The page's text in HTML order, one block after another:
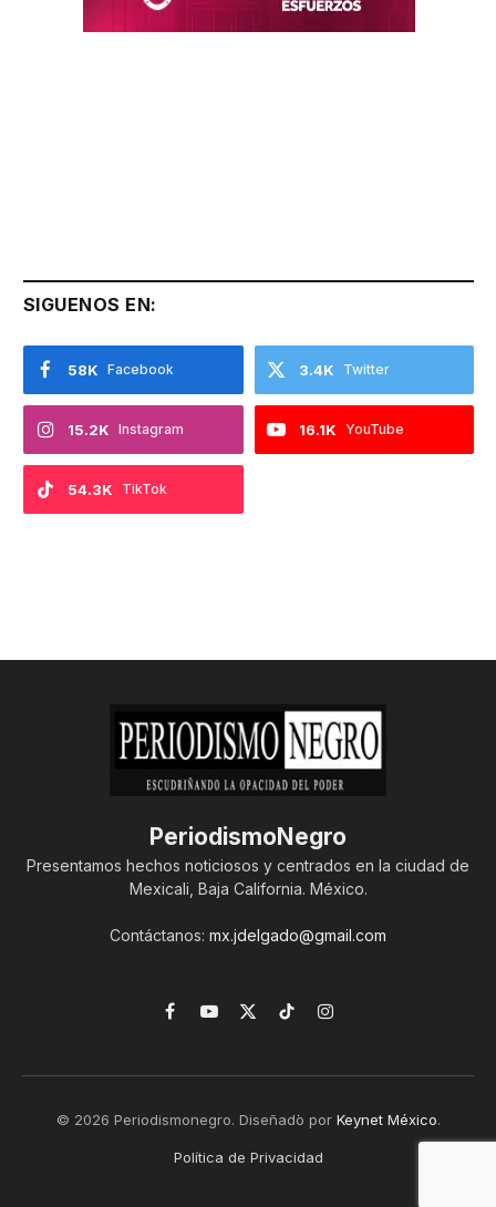
SIGUENOS EN:
Facebook
58K Twitter
3.4K
Instagram
15.2K YouTube
16.1K
TikTok
54.3K
PeriodismoNegro
Presentamos hechos noticiosos y centrados en la ciudad de
Mexicali, Baja California. México.
Contáctanos: mx.jdelgado@gmail.com
Facebook
YouTube
X
TikTokInstagram
© 2026 Periodismonegro. Diseñado por Keynet México.
Política de Privacidad